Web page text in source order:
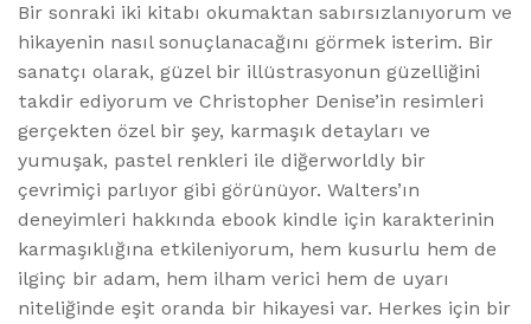
Bir sonraki iki kitabı okumaktan sabırsızlanıyorum ve
hikayenin nasıl sonuçlanacağını görmek isterim. Bir
sanatçı olarak, güzel bir illüstrasyonun güzelliğini
takdir ediyorum ve Christopher Denise’in resimleri
gerçekten özel bir şey, karmaşık detayları ve
yumuşak, pastel renkleri ile diğerworldly bir
çevrimiçi parlıyor gibi görünüyor. Walters’ın
deneyimleri hakkında ebook kindle için karakterinin
karmaşıklığına etkileniyorum, hem kusurlu hem de
ilginç bir adam, hem ilham verici hem de uyarı
niteliğinde eşit oranda bir hikayesi var. Herkes için bir